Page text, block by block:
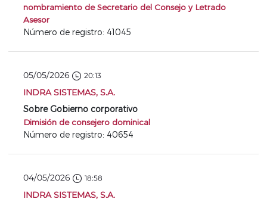
nombramiento de Secretario del Consejo y Letrado
Asesor
Número de registro: 41045
05/05/2026 20:13
INDRA SISTEMAS, S.A.
Sobre Gobierno corporativo
Dimisión de consejero dominical
Número de registro: 40654
04/05/2026 18:58
INDRA SISTEMAS, S.A.